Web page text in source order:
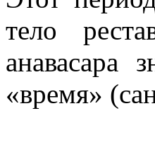
тело
анавасара
«время»